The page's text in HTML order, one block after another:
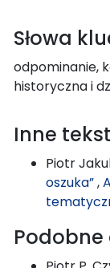
Słowa
odpominanie,
historyczna i
Inne
Piotr
oszuka”,
Podobne